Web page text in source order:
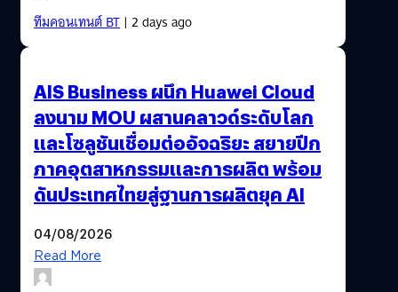
ทีมคอนเทนต์ BT| 2 days ago
AIS Business ผนึก Huawei Cloud
ลงนาม MOU ผสานคลาวด์ระดับโลก
และโซลูชันเชื่อมต่ออัจฉริยะ สยายปีก
ภาคอุตสาหกรรมและการผลิต พร้อม
ดันประเทศไทยสู่ฐานการผลิตยุค AI
04/08/2026
Read More